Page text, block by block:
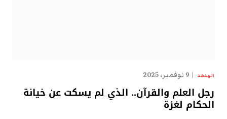
الهدهد 9 نوفمبر، 2025
رجل العلم والقرآن.. الذي لم يسكت عن خيانة
الحكام لغزة